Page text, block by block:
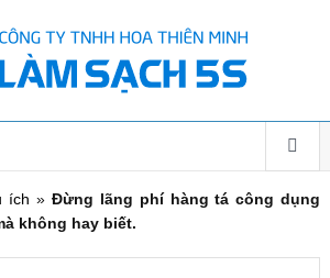
ích » Đừng lãng phí hàng tá công dụng
không hay biết.